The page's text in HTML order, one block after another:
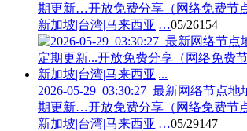
期更新…开放免费分享（网络免费节
新加坡|台湾|马来西亚|…05/26154
2026-05-29_03:30:27_最新网络节点
期更新…开放免费分享（网络免费节
新加坡|台湾|马来西亚|…05/29147